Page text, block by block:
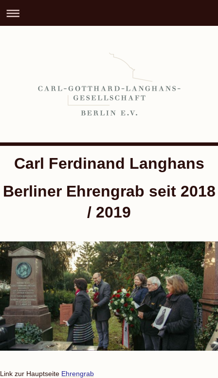
Carl Ferdinand Langhans
Berliner Ehrengrab seit 2018
/ 2019
Link zur Hauptseite Ehrengrab